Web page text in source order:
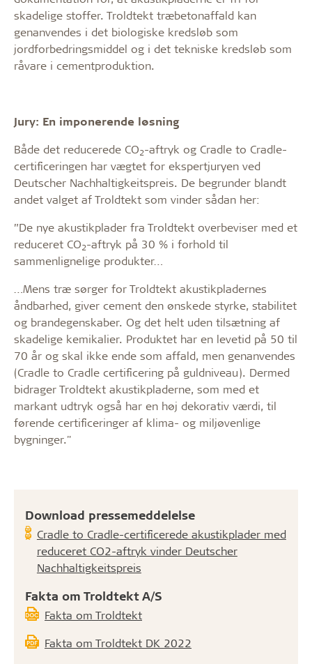
Download pressemeddelelse
Cradle to Cradle-certificerede akustikplader med
reduceret CO2-aftryk vinder Deutscher
Nachhaltigkeitspreis
Fakta om Troldtekt A/S
Fakta om Troldtekt
Fakta om Troldtekt DK 2022
skadelige stoffer. Troldtekt træbetonaffald kan
genanvendes i det biologiske kredsløb som
jordforbedringsmiddel og i det tekniske kredsløb som
råvare i cementproduktion.
Jury: En imponerende løsning
Både det reducerede CO2-aftryk og Cradle to Cradle-
certificeringen har vægtet for ekspertjuryen ved
Deutscher Nachhaltigkeitspreis. De begrunder blandt
andet valget af Troldtekt som vinder sådan her:
”De nye akustikplader fra Troldtekt overbeviser med et
reduceret CO2-aftryk på 30 % i forhold til
sammenlignelige produkter…
…Mens træ sørger for Troldtekt akustikpladernes
åndbarhed, giver cement den ønskede styrke, stabilitet
og brandegenskaber. Og det helt uden tilsætning af
skadelige kemikalier. Produktet har en levetid på 50 til
70 år og skal ikke ende som affald, men genanvendes
(Cradle to Cradle certificering på guldniveau). Dermed
bidrager Troldtekt akustikpladerne, som med et
markant udtryk også har en høj dekorativ værdi, til
førende certificeringer af klima- og miljøvenlige
bygninger."